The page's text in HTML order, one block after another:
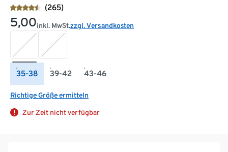
(265)
5,00inkl. MwSt.zzgl. Versandkosten
35-38 39-42 43-46
Richtige Größe ermitteln
Zur Zeit nicht verfügbar